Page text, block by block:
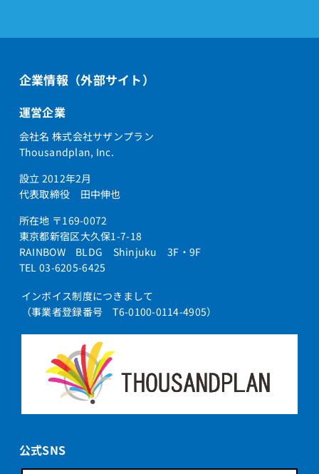
企業情報（外部サイト）
運営企業
会社名 株式会社サザンプラン
Thousandplan, Inc.
設立 2012年2月
代表取締役 田中伸也
所在地 〒169-0072
東京都新宿区大久保1-7-18
RAINBOW BLDG Shinjuku 3F・9F
TEL 03-6205-6425
インボイス制度につきまして
（事業者登録番号 T6-0100-0114-4905）
公式SNS